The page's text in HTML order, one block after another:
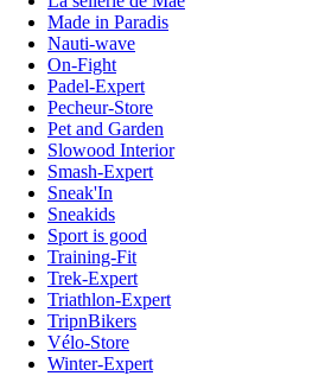
Made in Paradis
Nauti-wave
On-Fight
Padel-Expert
Pecheur-Store
Pet and Garden
Slowood Interior
Smash-Expert
Sneak'In
Sneakids
Sport is good
Training-Fit
Trek-Expert
Triathlon-Expert
TripnBikers
Vélo-Store
Winter-Expert